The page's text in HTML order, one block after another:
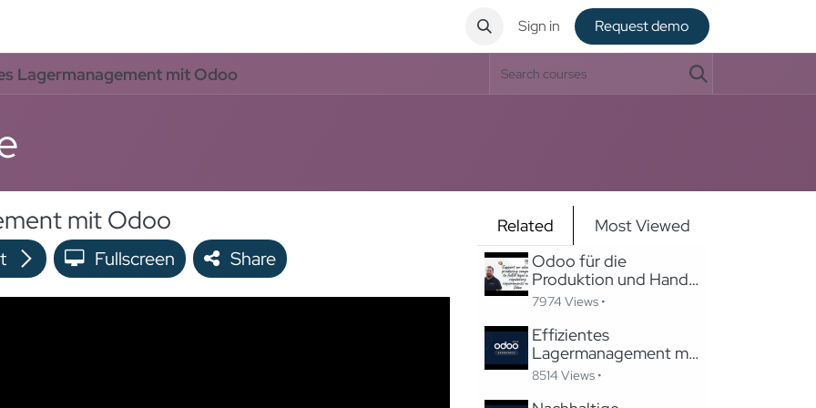
Sign in Request de​​mo
Lagermanagement mit Odoo
Related
Most Viewed
Odoo für die
Produktion und Handel
von alkoholischen
7974 Views •
Effizientes
Lagermanagement mit
Odoo
8514 Views •
mit Odoo
Fullscreen Share